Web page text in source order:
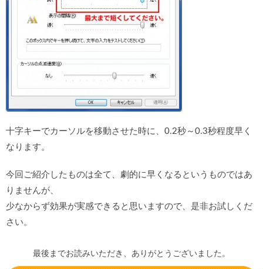
十字キーでカーソルを移動させた時に、0.2秒～0.3秒程度早く
なります。
今回ご紹介したものは全て、劇的に早くなるというものではあ
りませんが、
少なからず効果が実感できると思いますので、是非お試しくだ
さい。
最後までお読みいただき、ありがとうございました。